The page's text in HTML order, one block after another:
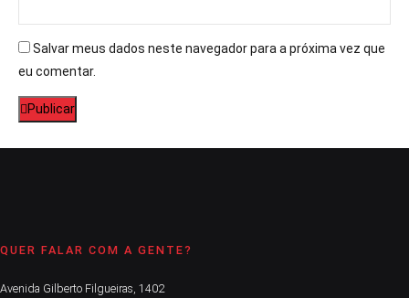
Salvar meus dados neste navegador para a próxima vez que
eu comentar.
Publicar
QUER FALAR COM A GENTE?
Avenida Gilberto Filgueiras, 1402